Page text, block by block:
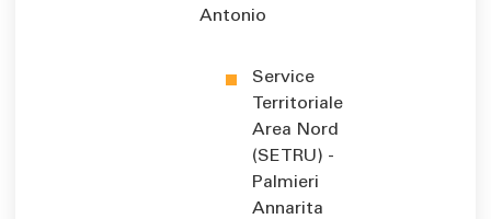
Antonio
Service
Territoriale
Area Nord
(SETRU) -
Palmieri
Annarita